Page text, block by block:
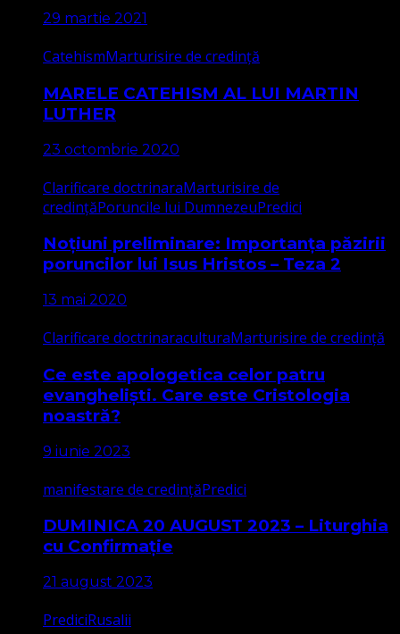
29 martie 2021
CatehismMarturisire de credință
MARELE CATEHISM AL LUI MARTIN
LUTHER
23 octombrie 2020
Clarificare doctrinaraMarturisire de
credințăPoruncile lui DumnezeuPredici
Noțiuni preliminare: Importanța păzirii
poruncilor lui Isus Hristos – Teza 2
13 mai 2020
Clarificare doctrinaraculturaMarturisire de credință
Ce este apologetica celor patru
evangheliști. Care este Cristologia
noastră?
9 iunie 2023
manifestare de credințăPredici
DUMINICA 20 AUGUST 2023 – Liturghia
cu Confirmație
21 august 2023
PrediciRusalii